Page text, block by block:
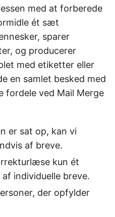
med at forberede
ét sæt
sparer
og producerer
med etiketter eller
en samlet besked med
fordele ved Mail Merge
er sat op, kan vi
af breve.
kun ét
individuelle breve.
der opfylder